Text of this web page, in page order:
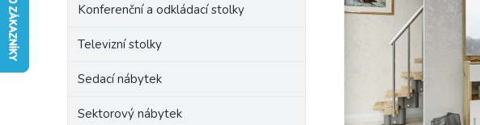
Konferenční a odkládací stolky
Televizní stolky
Sedací nábytek
Sektorový nábytek